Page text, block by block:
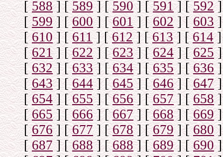
[588] [589] [ 590] [591] [592]
[599] [600] [601] [602] [603]
[610] [611] [612] [613] [614]
[621] [622] [623] [624] [625]
[632] [633] [634] [635] [636]
[643] [644] [645] [646] [647]
[654] [655] [656] [657] [ 658]
[665] [666] [667] [668] [669]
[676] [677] [678] [679] [680]
[687] [688] [688] [689] [690]